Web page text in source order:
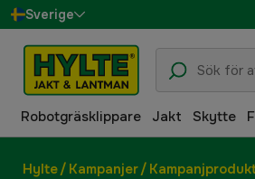
Sverige
Danmark
Suomi
Norge
Deutschland
Robotgräsklippare Jakt Skytte
Hylte/ Kampanjer/